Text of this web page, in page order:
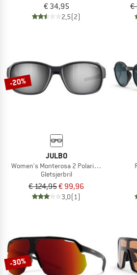
€ 34,95
2,5(2)
€
-20%
JULBO
Women's Monterosa 2 Polarized S3 (VLT
Gletsjerbril
€ 124,95€ 99,96
3,0(1)
-30%